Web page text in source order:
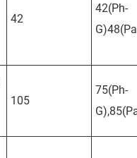
42
42(Ph-
105
75(Ph-